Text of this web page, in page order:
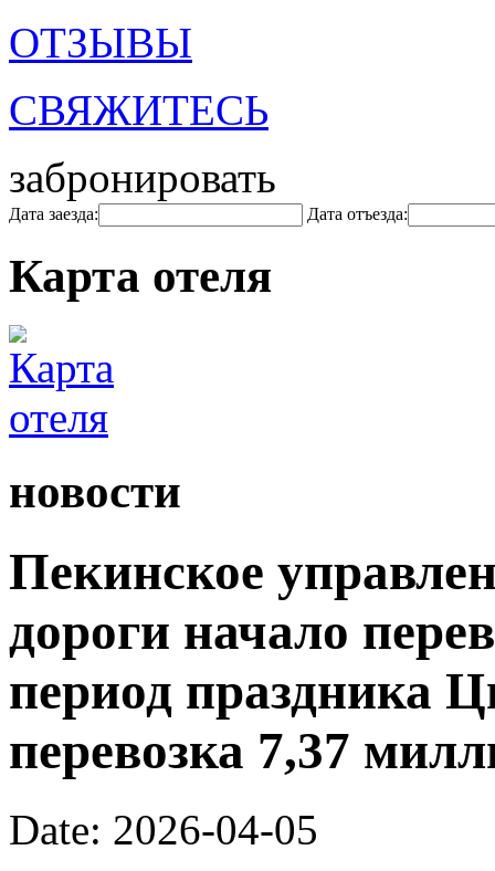
ОТЗЫВЫ
СВЯЖИТЕСЬ
забронировать
Дата заезда: Дата отъезда:
Карта отеля
новости
Пекинское
дороги начало
период праздника
перевозка 7,37
Date: 2026-04-05